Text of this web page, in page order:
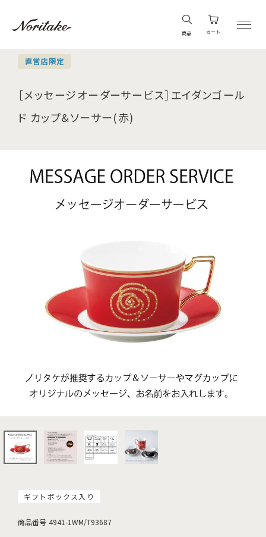
商品 カート
直営店限定
［メッセージオーダーサービス］エイダンゴール
ド カップ&ソーサー(赤)
ギフトボックス入り
商品番号 4941-1WM/T93687